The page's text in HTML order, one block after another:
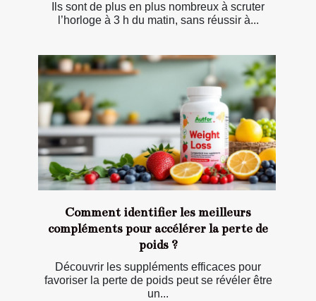
Ils sont de plus en plus nombreux à scruter
l’horloge à 3 h du matin, sans réussir à...
Comment identifier les meilleurs
compléments pour accélérer la perte de
poids ?
Découvrir les suppléments efficaces pour
favoriser la perte de poids peut se révéler être
un...